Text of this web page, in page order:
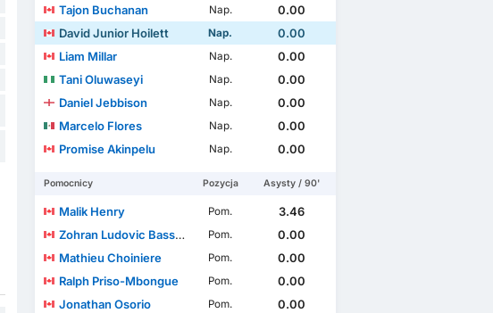
Tajon Buchanan
Nap.
0.00
David Junior Hoilett
Nap.
0.00
Liam Millar
Nap.
0.00
Tani Oluwaseyi
Nap.
0.00
Daniel Jebbison
Nap.
0.00
Marcelo Flores
Nap.
0.00
Promise Akinpelu
Nap. 0.00
Pomocnicy Pozycja Asysty / 90'
Malik Henry Pom.
3.46
Zohran Ludovic Bassong
Pom.
0.00
Mathieu Choiniere
Pom.
0.00
Ralph Priso-Mbongue
Pom.
0.00
Jonathan Osorio
Pom.
0.00